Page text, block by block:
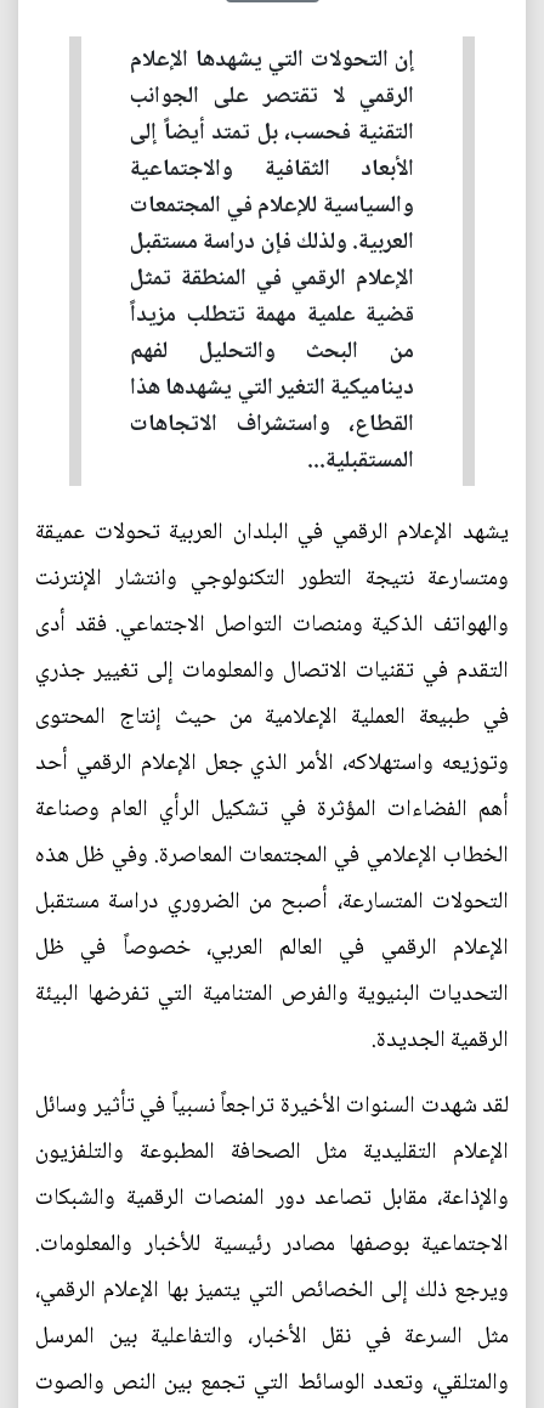
إن التحولات التي يشهدها الإعلام
الرقمي لا تقتصر على الجوانب
التقنية فحسب، بل تمتد أيضاً إلى
الأبعاد الثقافية والاجتماعية
والسياسية للإعلام في المجتمعات
العربية. ولذلك فإن دراسة مستقبل
الإعلام الرقمي في المنطقة تمثل
قضية علمية مهمة تتطلب مزيداً
من البحث والتحليل لفهم
ديناميكية التغير التي يشهدها هذا
القطاع، واستشراف الاتجاهات
المستقبلية...
يشهد الإعلام الرقمي في البلدان العربية تحولات عميقة
ومتسارعة نتيجة التطور التكنولوجي وانتشار الإنترنت
والهواتف الذكية ومنصات التواصل الاجتماعي. فقد أدى
التقدم في تقنيات الاتصال والمعلومات إلى تغيير جذري
في طبيعة العملية الإعلامية من حيث إنتاج المحتوى
وتوزيعه واستهلاكه، الأمر الذي جعل الإعلام الرقمي أحد
أهم الفضاءات المؤثرة في تشكيل الرأي العام وصناعة
الخطاب الإعلامي في المجتمعات المعاصرة. وفي ظل هذه
التحولات المتسارعة، أصبح من الضروري دراسة مستقبل
الإعلام الرقمي في العالم العربي، خصوصاً في ظل
التحديات البنيوية والفرص المتنامية التي تفرضها البيئة
الرقمية الجديدة.
لقد شهدت السنوات الأخيرة تراجعاً نسبياً في تأثير وسائل
الإعلام التقليدية مثل الصحافة المطبوعة والتلفزيون
والإذاعة، مقابل تصاعد دور المنصات الرقمية والشبكات
الاجتماعية بوصفها مصادر رئيسية للأخبار والمعلومات.
ويرجع ذلك إلى الخصائص التي يتميز بها الإعلام الرقمي،
مثل السرعة في نقل الأخبار، والتفاعلية بين المرسل
والمتلقي، وتعدد الوسائط التي تجمع بين النص والصوت